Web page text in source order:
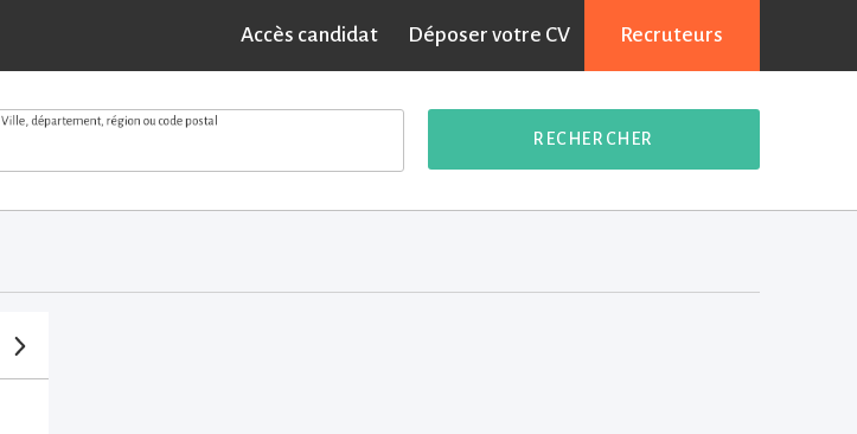
Accès candidat Déposer votre CV Recruteurs
Ville, département, région ou code postal
RECHERCHER